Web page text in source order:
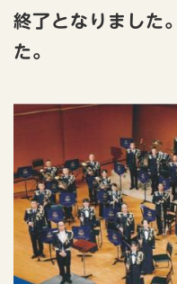
終了となりました
た。